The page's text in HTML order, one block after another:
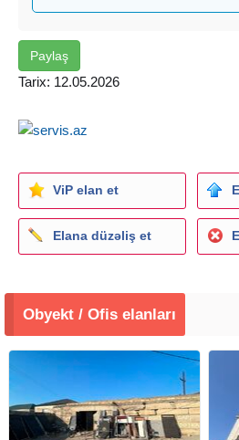
sened Qeyri Yaşayiş Kupca
Paylaş
Tarix: 12.05.2026
ViP elan et
Elana düzəliş et
Obyekt / Ofis elanları